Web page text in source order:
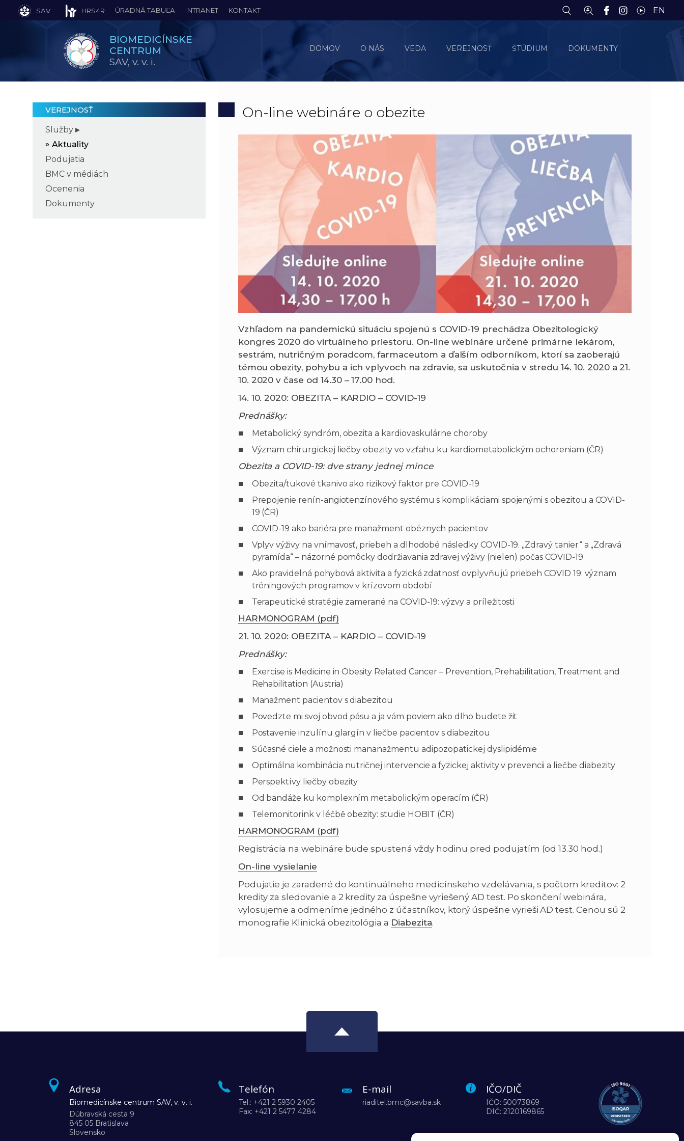
BIOMEDICÍNSKE
CENTRUM
SAV, v. v. i.
DOMOV O NÁS VEDA VEREJNOSŤ ŠTÚDIUM DOKUMENTY
SAV HRS4R ÚRADNÁ TABUĽA INTRANET KONTAKT EN
VEREJNOSŤ
Služby
Aktuality
Podujatia
BMC v médiách
Ocenenia
Dokumenty
On-line webináre o obezite
Vzhľadom na pandemickú situáciu spojenú s COVID-19 prechádza Obezitologický
kongres 2020 do virtuálneho priestoru. On-line webináre určené primárne lekárom,
sestrám, nutričným poradcom, farmaceutom a ďalším odborníkom, ktorí sa zaoberajú
témou obezity, pohybu a ich vplyvoch na zdravie, sa uskutočnia v stredu 14. 10. 2020 a 21.
10. 2020 v čase od 14.30 – 17.00 hod.
14. 10. 2020: OBEZITA – KARDIO – COVID-19
Prednášky:
Metabolický syndróm, obezita a kardiovaskulárne choroby
Význam chirurgickej liečby obezity vo vzťahu ku kardiometabolickým ochoreniam (ČR)
Obezita a COVID-19: dve strany jednej mince
Obezita/tukové tkanivo ako rizikový faktor pre COVID-19
Prepojenie renín-angiotenzínového systému s komplikáciami spojenými s obezitou a COVID-
19 (ČR)
COVID-19 ako bariéra pre manažment obéznych pacientov
Vplyv výživy na vnímavosť, priebeh a dlhodobé následky COVID-19. „Zdravý tanier“ a „Zdravá
pyramída“ – názorné pomôcky dodržiavania zdravej výživy (nielen) počas COVID-19
Ako pravidelná pohybová aktivita a fyzická zdatnosť ovplyvňujú priebeh COVID 19: význam
tréningových programov v krízovom období
Terapeutické stratégie zamerané na COVID-19: výzvy a príležitosti
HARMONOGRAM (pdf)
21. 10. 2020: OBEZITA – KARDIO – COVID-19
Prednášky:
Exercise is Medicine in Obesity Related Cancer – Prevention, Prehabilitation, Treatment and
Rehabilitation (Austria)
Manažment pacientov s diabezitou
Povedzte mi svoj obvod pásu a ja vám poviem ako dlho budete žit
Postavenie inzulínu glargín v liečbe pacientov s diabezitou
Súčasné ciele a možnosti mananažmentu adipozopatickej dyslipidémie
Optimálna kombinácia nutričnej intervencie a fyzickej aktivity v prevencii a liečbe diabezity
Perspektívy liečby obezity
Od bandáže ku komplexním metabolickým operacím (ČR)
Telemonitorink v léčbě obezity: studie HOBIT (ČR)
HARMONOGRAM (pdf)
Registrácia na webináre bude spustená vždy hodinu pred podujatím (od 13.30 hod.)
On-line vysielanie
Podujatie je zaradené do kontinuálneho medicínskeho vzdelávania, s počtom kreditov: 2
kredity za sledovanie a 2 kredity za úspešne vyriešený AD test. Po skončení webinára,
vylosujeme a odmeníme jedného z účastníkov, ktorý úspešne vyrieši AD test. Cenou sú 2
monografie Klinická obezitológia a Diabezita.
Adresa
Biomedicínske centrum SAV, v. v. i.
Dúbravská cesta 9
845 05 Bratislava
Slovensko
Telefón
Tel.: +421 2 5930 2405
Fax: +421 2 5477 4284
E-mail
riaditel.bmc@savba.sk
IČO/DIČ
IČO: 50073869
DIČ: 2120169865